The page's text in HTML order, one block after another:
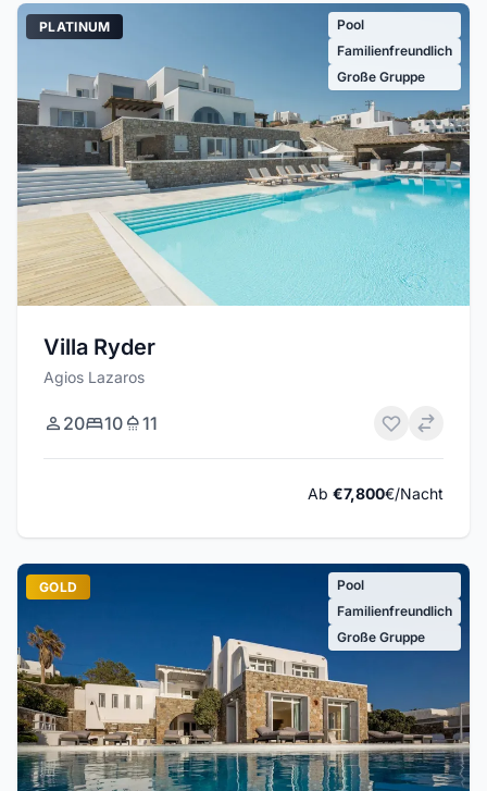
PLATINUM
Pool
Familienfreundlich
Große Gruppe
Villa Ryder
Agios Lazaros
20 10 11
Ab €7,800€/Nacht
GOLD
Pool
Familienfreundlich
Große Gruppe